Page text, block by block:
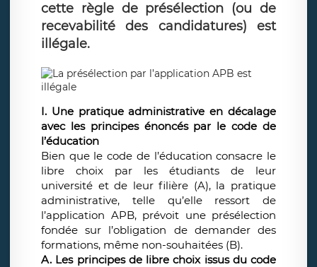
cette règle de présélection (ou de
recevabilité des candidatures) est
illégale.
I. Une pratique administrative en décalage
avec les principes énoncés par le code de
l’éducation
Bien que le code de l’éducation consacre le
libre choix par les étudiants de leur
université et de leur filière (A), la pratique
administrative, telle qu’elle ressort de
l’application APB, prévoit une présélection
fondée sur l’obligation de demander des
formations, même non-souhaitées (B).
A. Les principes de libre choix issus du code